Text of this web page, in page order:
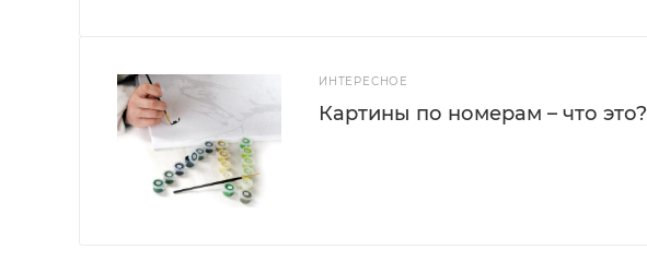
ИНТЕРЕСНОЕ
Картины по номерам – что это?